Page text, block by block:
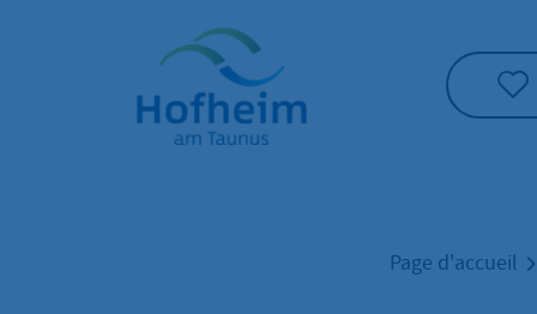
Accueil"
Page d'accueil